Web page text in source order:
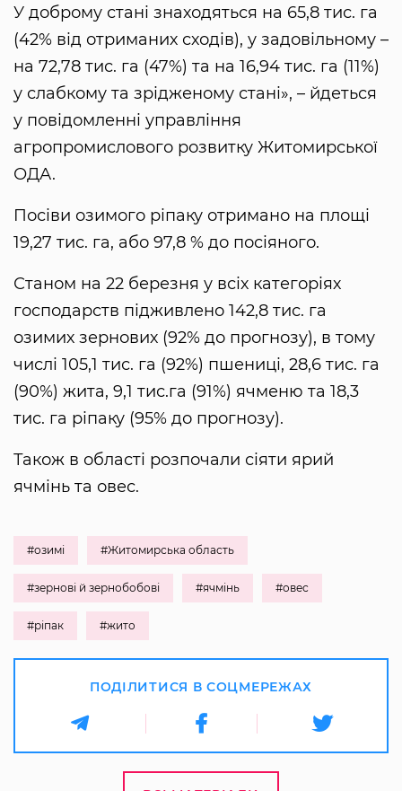
У доброму стані знаходяться на 65,8 тис. га
(42% від отриманих сходів), у задовільному –
на 72,78 тис. га (47%) та на 16,94 тис. га (11%)
у слабкому та зрідженому стані», – йдеться
у повідомленні управління
агропромислового розвитку Житомирської
ОДА.
Посіви озимого ріпаку отримано на площі
19,27 тис. га, або 97,8 % до посіяного.
Станом на 22 березня у всіх категоріях
господарств підживлено 142,8 тис. га
озимих зернових (92% до прогнозу), в тому
числі 105,1 тис. га (92%) пшениці, 28,6 тис. га
(90%) жита, 9,1 тис.га (91%) ячменю та 18,3
тис. га ріпаку (95% до прогнозу).
Також в області розпочали сіяти ярий
ячмінь та овес.
#озимі #Житомирська область
#зернові й зернобобові #ячмінь #овес
#ріпак #жито
ПОДІЛИТИСЯ В СОЦМЕРЕЖАХ